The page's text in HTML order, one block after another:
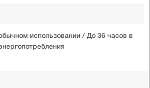
использовании / До 36 часов в